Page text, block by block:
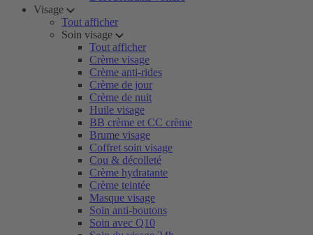
Visage
Tout afficher
Soin visage
Tout afficher
Crème visage
Crème anti-rides
Crème de jour
Crème de nuit
Huile visage
BB crème et CC crème
Brume visage
Coffret soin visage
Cou & décolleté
Crème hydratante
Crème teintée
Masque visage
Soin anti-boutons
Soin avec Q10